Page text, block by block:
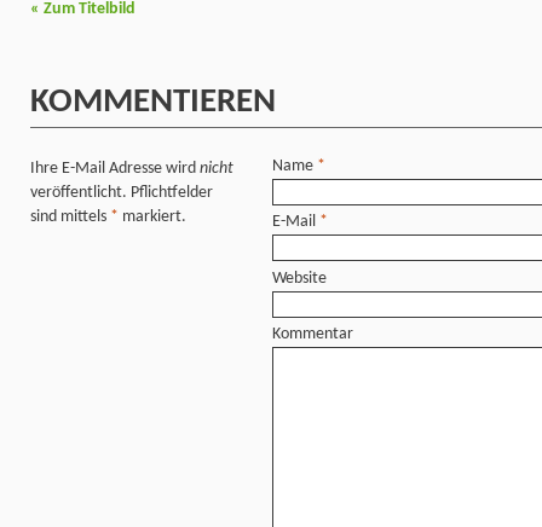
« Zum Titelbild
KOMMENTIEREN
Ihre E-Mail Adresse wird nicht
veröffentlicht. Pflichtfelder
sind mittels * markiert.
Name *
E-Mail *
Website
Kommentar